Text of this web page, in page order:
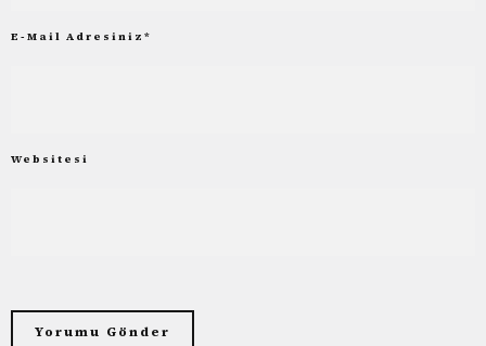
E-Mail Adresiniz *
Websitesi